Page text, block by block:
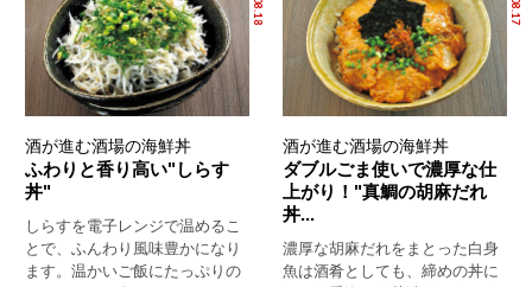
酒が進む酒場の海鮮丼
ふわりと香り高い"しらす
丼"
しらすを電子レンジで温めるこ
とで、ふんわり風味豊かになり
ます。温かいご飯にたっぷりの
酒が進む酒場の海鮮丼
ダブルごま使いで濃厚な仕
上がり！"真鯛の胡麻だれ
丼...
濃厚な胡麻だれをまとった白身
魚は酒肴としても、締めの丼に